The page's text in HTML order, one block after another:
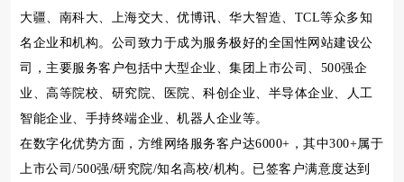
大疆、南科大、上海交大、优博讯、华大智造、TCL等众多知
名企业和机构。公司致力于成为服务极好的全国性网站建设公
司，主要服务客户包括中大型企业、集团上市公司、500强企
业、高等院校、研究院、医院、科创企业、半导体企业、人工
智能企业、手持终端企业、机器人企业等。
在数字化优势方面，方维网络服务客户达6000+，其中300+属于
上市公司/500强/研究院/知名高校/机构。已签客户满意度达到